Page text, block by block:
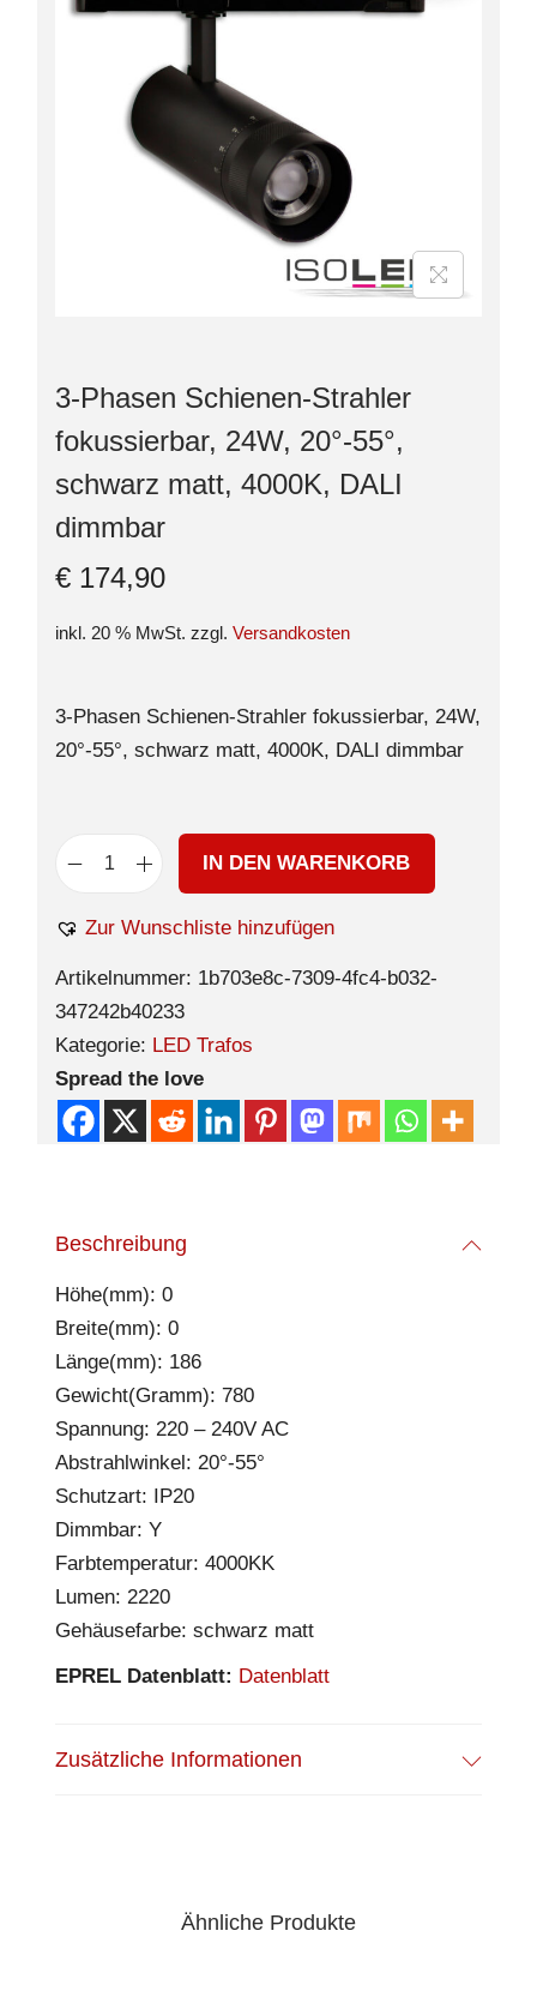
3-Phasen Schienen-Strahler
fokussierbar, 24W, 20°-55°,
schwarz matt, 4000K, DALI
dimmbar
€ 174,90
inkl. 20 % MwSt. zzgl. Versandkosten
3-Phasen Schienen-Strahler fokussierbar, 24W,
20°-55°, schwarz matt, 4000K, DALI dimmbar
IN DEN WARENKORB
Zur Wunschliste hinzufügen
Artikelnummer: 1b703e8c-7309-4fc4-b032-
347242b40233
Kategorie: LED Trafos
Spread the love
Beschreibung
Höhe(mm): 0
Breite(mm): 0
Länge(mm): 186
Gewicht(Gramm): 780
Spannung: 220 – 240V AC
Abstrahlwinkel: 20°-55°
Schutzart: IP20
Dimmbar: Y
Farbtemperatur: 4000KK
Lumen: 2220
Gehäusefarbe: schwarz matt
EPREL Datenblatt: Datenblatt
Zusätzliche Informationen
Ähnliche Produkte